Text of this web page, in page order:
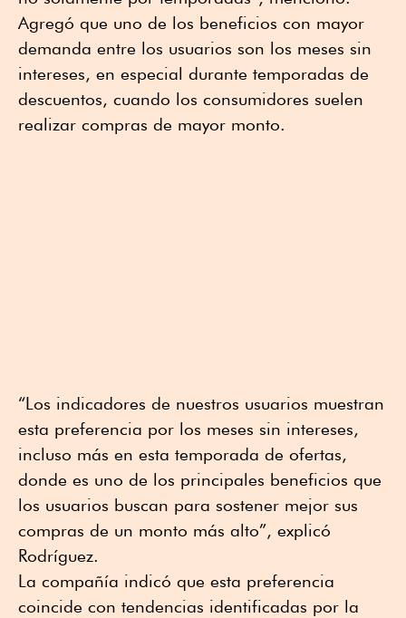
Agregó que uno de los beneficios con mayor
demanda entre los usuarios son los meses sin
intereses, en especial durante temporadas de
descuentos, cuando los consumidores suelen
realizar compras de mayor monto.
“Los indicadores de nuestros usuarios muestran
esta preferencia por los meses sin intereses,
incluso más en esta temporada de ofertas,
donde es uno de los principales beneficios que
los usuarios buscan para sostener mejor sus
compras de un monto más alto”, explicó
Rodríguez.
La compañía indicó que esta preferencia
coincide con tendencias identificadas por la